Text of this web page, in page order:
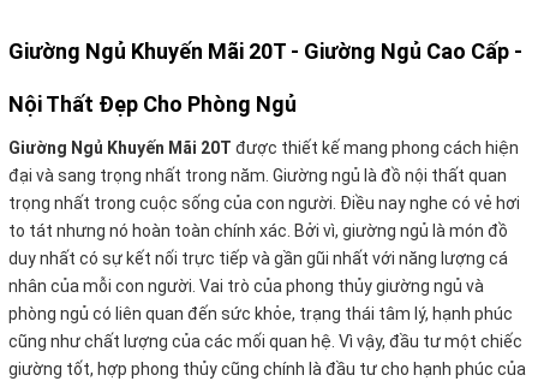
Giường Ngủ Khuyến Mãi 20T - Giường Ngủ Cao Cấp -
Nội Thất Đẹp Cho Phòng Ngủ
Giường Ngủ Khuyến Mãi 20T được thiết kế mang phong cách hiện
đại và sang trọng nhất trong năm. Giường ngủ là đồ nội thất quan
trọng nhất trong cuộc sống của con người. Điều nay nghe có vẻ hơi
to tát nhưng nó hoàn toàn chính xác. Bởi vì, giường ngủ là món đồ
duy nhất có sự kết nối trực tiếp và gần gũi nhất với năng lượng cá
nhân của mỗi con người. Vai trò của phong thủy giường ngủ và
phòng ngủ có liên quan đến sức khỏe, trạng thái tâm lý, hạnh phúc
cũng như chất lượng của các mối quan hệ. Vì vậy, đầu tư một chiếc
giường tốt, hợp phong thủy cũng chính là đầu tư cho hạnh phúc của